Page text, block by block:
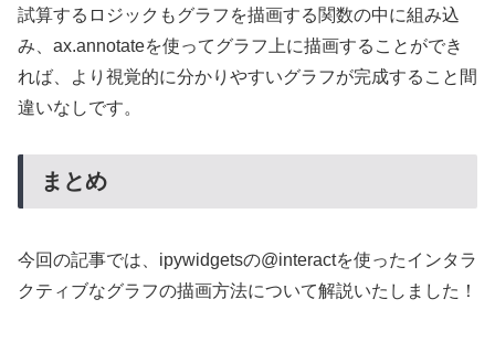
試算するロジックもグラフを描画する関数の中に組み込
み、ax.annotateを使ってグラフ上に描画することができ
れば、より視覚的に分かりやすいグラフが完成すること間
違いなしです。
まとめ
今回の記事では、ipywidgetsの@interactを使ったインタラ
クティブなグラフの描画方法について解説いたしました！